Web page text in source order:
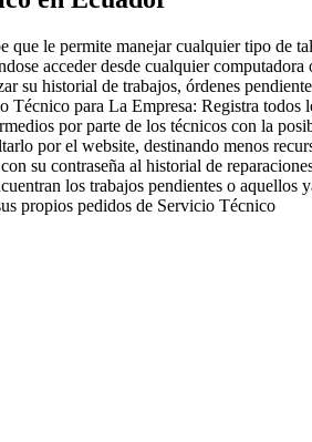
le permite manejar cualquier tipo de
acceder desde cualquier
su historial de trabajos, órdenes
para La Empresa: Registra
por parte de los técnicos con la
por el website, destinando menos
su contraseña al historial de
los trabajos pendientes o
propios pedidos de Servicio Técnico